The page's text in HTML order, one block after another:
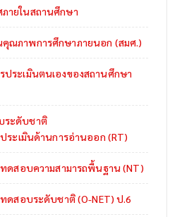
ายในสถานศึกษา
คุณภาพการศึกษาภายนอก (สมศ.)
ประเมินตนเองของสถานศึกษา
ระดับชาติ
ระเมินด้านการอ่านออก (RT)
ดสอบความสามารถพื้นฐาน (NT)
ดสอบระดับชาติ (O-NET) ป.6